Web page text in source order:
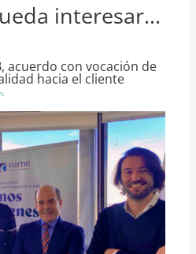
interesar...
acuerdo con vocación de
hacia el cliente